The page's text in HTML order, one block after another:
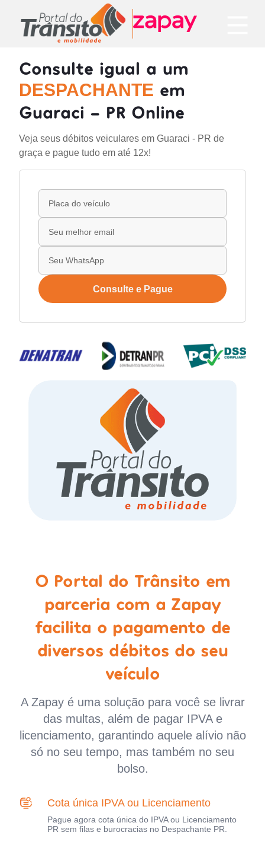
Consulte igual a um
DESPACHANTE em
Guaraci - PR Online
Veja seus débitos veiculares em Guaraci - PR de
graça e pague tudo em até 12x!
Consulte e Pague
O Portal do Trânsito em
parceria com a Zapay
facilita o pagamento de
diversos débitos do seu
veículo
A Zapay é uma solução para você se livrar
das multas, além de pagar IPVA e
licenciamento, garantindo aquele alívio não
só no seu tempo, mas também no seu
bolso.
Cota única IPVA ou Licenciamento
Pague agora cota única do IPVA ou Licenciamento
PR sem filas e burocracias no Despachante PR.